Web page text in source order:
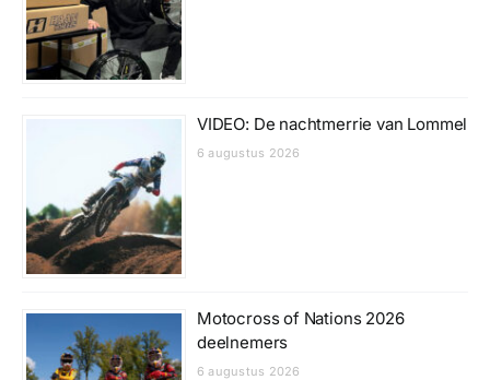
VIDEO: De nachtmerrie van Lommel
6 augustus 2026
Motocross of Nations 2026
deelnemers
6 augustus 2026